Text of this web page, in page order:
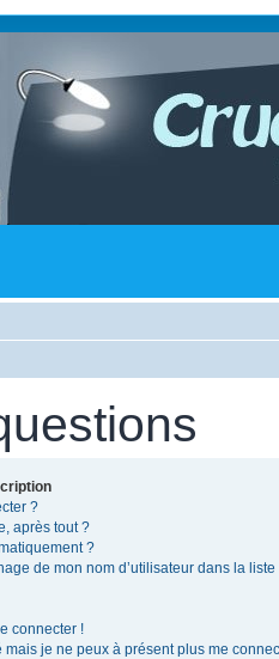
?
après tout ?
?
de mon nom d’utilisateur dans la liste
connecter !
mais je ne peux à présent plus me